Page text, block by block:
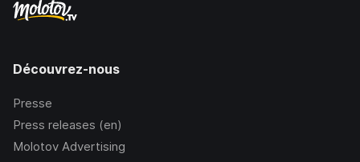
Découvrez-nous
Presse
Press releases (en)
Molotov Advertising